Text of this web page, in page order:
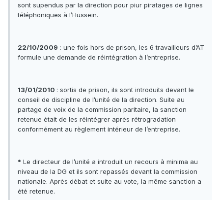
sont supendus par la direction pour piur piratages de lignes
téléphoniques à l’Hussein.
22/10/2009 : une fois hors de prison, les 6 travailleurs d’AT
formule une demande de réintégration à l’entreprise.
13/01/2010 : sortis de prison, ils sont introduits devant le
conseil de discipline de l’unité de la direction. Suite au
partage de voix de la commission paritaire, la sanction
retenue était de les réintégrer après rétrogradation
conformément au règlement intérieur de l’entreprise.
* Le directeur de l’unité a introduit un recours à minima au
niveau de la DG et ils sont repassés devant la commission
nationale. Après débat et suite au vote, la même sanction a
été retenue.